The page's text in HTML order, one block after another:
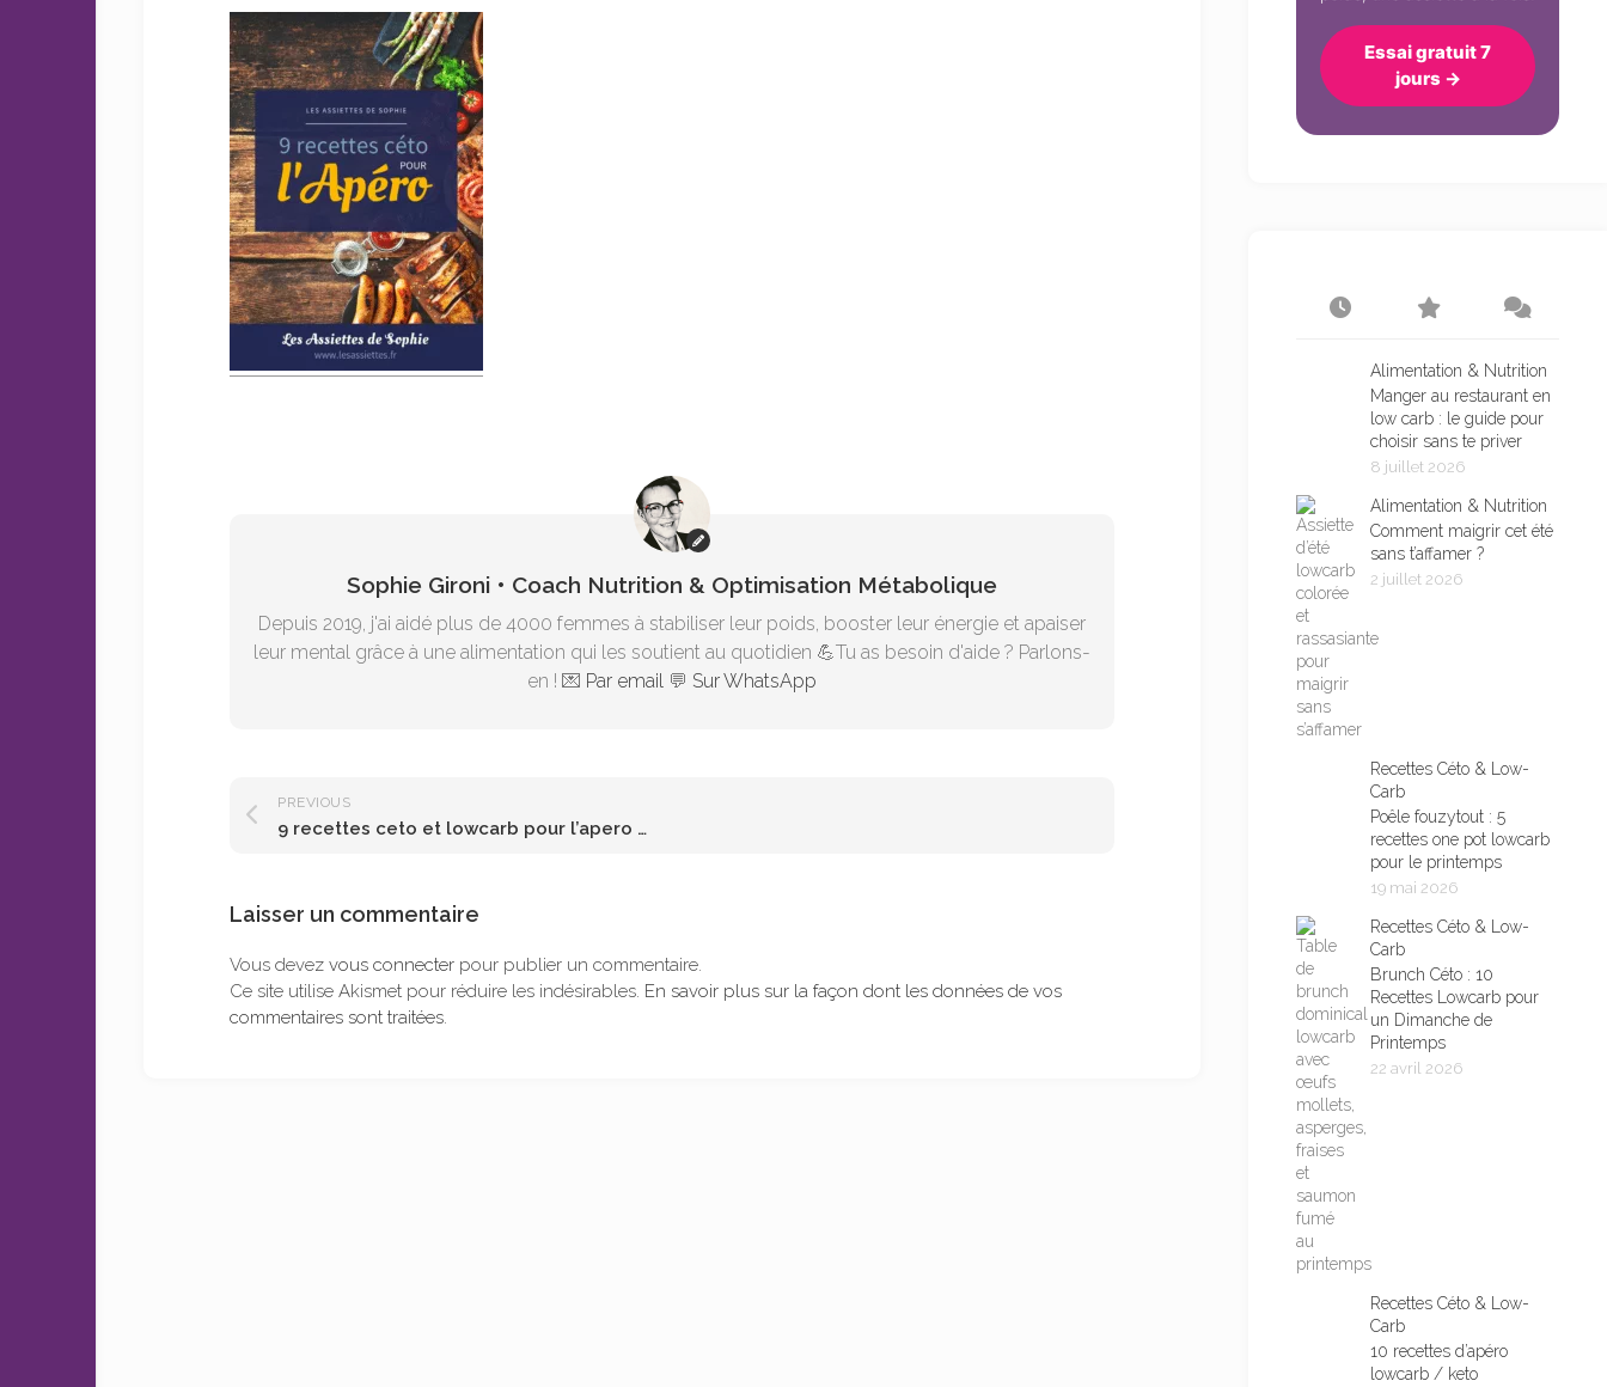
sans
sucre
Sophie Gironi • Coach Nutrition & Optimisation Métabolique
Depuis 2019, j'ai aidé plus de 4000 femmes à stabiliser leur poids, booster leur énergie et apaiser
leur mental grâce à une alimentation qui les soutient au quotidien 💪Tu as besoin d'aide ? Parlons-
en ! 💌 Par email 💬 Sur WhatsApp
PREVIOUS
9 recettes ceto et lowcarb pour l’apero à imprimer
Laisser un commentaire
Vous devez vous connecter pour publier un commentaire.
Ce site utilise Akismet pour réduire les indésirables. En savoir plus sur la façon dont les données de vos
commentaires sont traitées.
Essai gratuit 7
jours →
Alimentation & Nutrition
Manger au restaurant en
low carb : le guide pour
choisir sans te priver
8 juillet 2026
Alimentation & Nutrition
Comment maigrir cet été
sans t’affamer ?
2 juillet 2026
Recettes Céto & Low-
Carb
Poêle fouzytout : 5
recettes one pot lowcarb
pour le printemps
19 mai 2026
Recettes Céto & Low-
Carb
Brunch Céto : 10
Recettes Lowcarb pour
un Dimanche de
Printemps
22 avril 2026
Recettes Céto & Low-
Carb
10 recettes d’apéro
lowcarb / keto